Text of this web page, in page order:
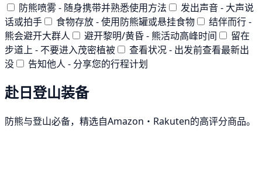
防熊喷雾 - 随身携带并熟悉使用方法
发出声音 - 大声说
话或拍手
食物存放 - 使用防熊罐或悬挂食物
结伴而行 -
熊会避开大群人
避开黎明/黄昏 - 熊活动高峰时间
留在
步道上 - 不要进入茂密植被
查看状况 - 出发前查看最新出
没
告知他人 - 分享您的行程计划
赴日登山装备
防熊与登山必备，精选自Amazon・Rakuten的高评分商品。